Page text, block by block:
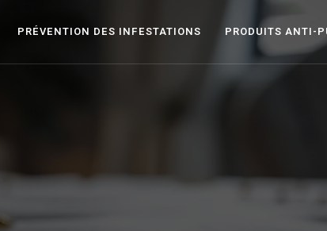
PRÉVENTION DES INFESTATIONS PRODUITS ANTI-